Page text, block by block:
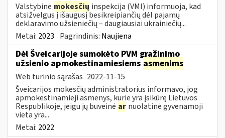
Valstybinė mokesčių inspekcija (VMI) informuoja, kad
atsižvelgus į išaugusį besikreipiančių dėl pajamų
deklaravimo užsieniečių – daugiausiai ukrainiečių...
Metai: 2023 Pagrindinis: Naujiena
Dėl Šveicarijoje sumokėto PVM grąžinimo
užsienio apmokestinamiesiems asmenims
Web turinio sąrašas 2022-11-15
Šveicarijos mokesčių administratorius informavo, jog
apmokestinamieji asmenys, kurie yra įsikūrę Lietuvos
Respublikoje, jeigu jų buveinė ar nuolatinė gyvenamoji
vieta yra...
Metai: 2022